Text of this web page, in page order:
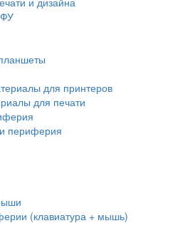
для принтеров
для печати
периферия
(клавиатура + мышь)